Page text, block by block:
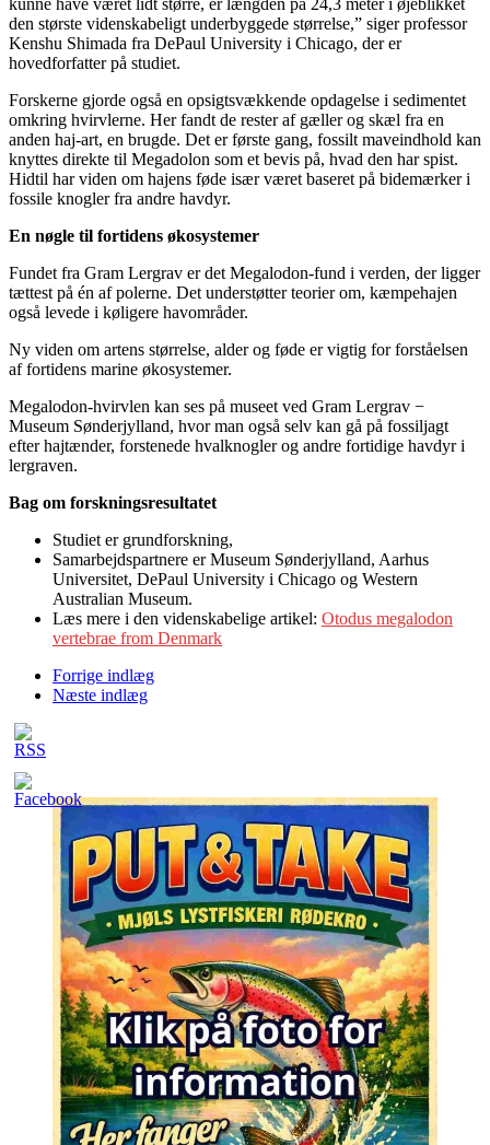
den største videnskabeligt underbyggede størrelse,” siger professor
Kenshu Shimada fra DePaul University i Chicago, der er
hovedforfatter på studiet.
Forskerne gjorde også en opsigtsvækkende opdagelse i sedimentet
omkring hvirvlerne. Her fandt de rester af gæller og skæl fra en
anden haj-art, en brugde. Det er første gang, fossilt maveindhold kan
knyttes direkte til Megadolon som et bevis på, hvad den har spist.
Hidtil har viden om hajens føde især været baseret på bidemærker i
fossile knogler fra andre havdyr.
En nøgle til fortidens økosystemer
Fundet fra Gram Lergrav er det Megalodon-fund i verden, der ligger
tættest på én af polerne. Det understøtter teorier om, kæmpehajen
også levede i køligere havområder.
Ny viden om artens størrelse, alder og føde er vigtig for forståelsen
af fortidens marine økosystemer.
Megalodon-hvirvlen kan ses på museet ved Gram Lergrav −
Museum Sønderjylland, hvor man også selv kan gå på fossiljagt
efter hajtænder, forstenede hvalknogler og andre fortidige havdyr i
lergraven.
Bag om forskningsresultatet
Studiet er grundforskning,
Samarbejdspartnere er Museum Sønderjylland, Aarhus
Universitet, DePaul University i Chicago og Western
Australian Museum.
Læs mere i den videnskabelige artikel: Otodus megalodon
vertebrae from Denmark
Forrige indlæg
Næste indlæg